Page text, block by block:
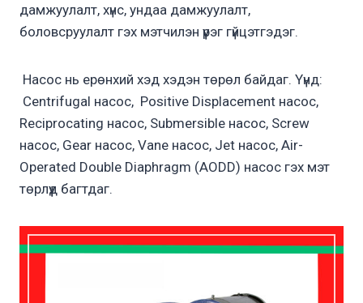
дамжуулалт, хүнс, ундаа дамжуулалт,
боловсруулалт гэх мэтчилэн үүрэг гүйцэтгэдэг.
Насос нь ерөнхий хэд хэдэн төрөл байдаг. Үүнд:
Centrifugal насос, Positive Displacement насос,
Reciprocating насос, Submersible насос, Screw
насос, Gear насос, Vane насос, Jet насос, Air-
Operated Double Diaphragm (AODD) насос гэх мэт
төрлүүд багтдаг.